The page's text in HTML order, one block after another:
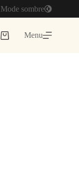
Mode sombre
Panier
Menu